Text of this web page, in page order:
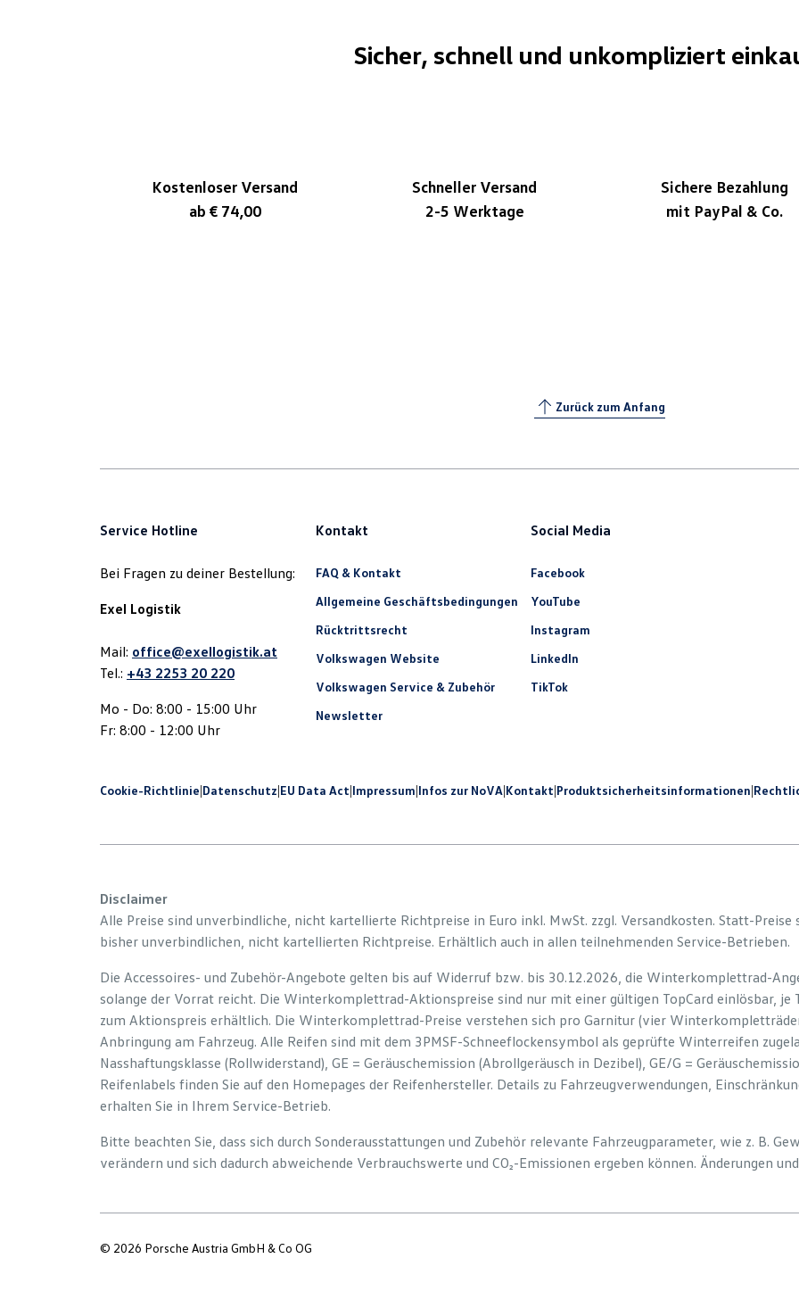
Sicher, schnell und unkompliziert
Kostenloser Versand
ab € 74,00
Schneller Versand
2-5 Werktage
Sichere Bezahlung
mit PayPal & Co.
Zurück zum Anfang
Service Hotline
Bei Fragen zu deiner Bestellung:
Exel Logistik
Mail: office@exellogistik.at
Tel.: +43 2253 20 220
Mo - Do: 8:00 - 15:00 Uhr
Fr: 8:00 - 12:00 Uhr
Kontakt
FAQ & Kontakt
Allgemeine Geschäftsbedingungen
Rücktrittsrecht
Volkswagen Website
Volkswagen Service & Zubehör
Newsletter
Social Media
Facebook
YouTube
Instagram
LinkedIn
TikTok
Cookie-Richtlinie|Datenschutz|EU Data Act|Impressum|Infos zur NoVA|Kontakt|Produkt­sicherheits­informationen|
Disclaimer
Alle Preise sind unverbindliche, nicht kartellierte Richtpreise in Euro inkl. MwSt. zzgl. Versandkosten. Statt-
bisher unverbindlichen, nicht kartellierten Richtpreise. Erhältlich auch in allen teilnehmenden Service-Betrieben.
Die Accessoires- und Zubehör-Angebote gelten bis auf Widerruf bzw. bis 30.12.2026, die Winterkomplettrad-
solange der Vorrat reicht. Die Winterkomplettrad-Aktionspreise sind nur mit einer gültigen TopCard einlösbar,
zum Aktionspreis erhältlich. Die Winterkomplettrad-Preise verstehen sich pro Garnitur (vier
Anbringung am Fahrzeug. Alle Reifen sind mit dem 3PMSF-Schneeflockensymbol als geprüfte Winterreifen
Nasshaftungsklasse (Rollwiderstand), GE = Geräuschemission (Abrollgeräusch in Dezibel), GE/G =
Reifenlabels finden Sie auf den Homepages der Reifenhersteller. Details zu Fahrzeugverwendungen,
erhalten Sie in Ihrem Service-Betrieb.
Bitte beachten Sie, dass sich durch Sonderausstattungen und Zubehör relevante Fahrzeugparameter, wie z. B.
verändern und sich dadurch abweichende Verbrauchswerte und CO₂-Emissionen ergeben können. Änderungen
© 2026 Porsche Austria GmbH & Co OG